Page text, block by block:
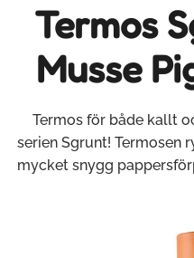
Termos
Musse
Termos för både kallt
serien Sgrunt! Termosen
mycket snygg